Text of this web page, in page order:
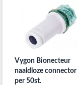
Vygon Bionecteur
naaldloze connector
per 50st.